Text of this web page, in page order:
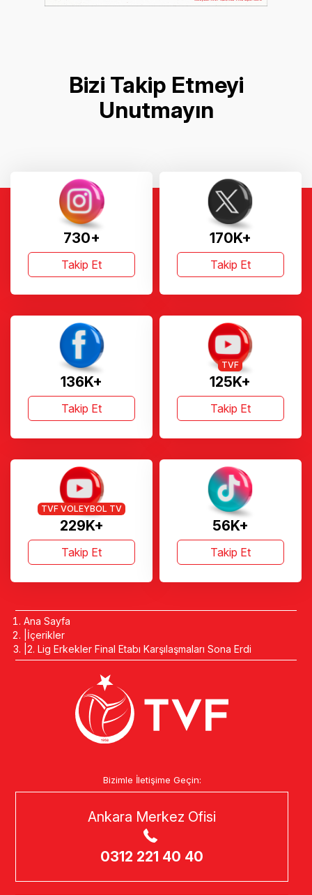
Bizi Takip Etmeyi
Unutmayın
730+
Takip Et
170K+
Takip Et
136K+
Takip Et
125K+
TVF
Takip Et
229K+
TVF VOLEYBOL TV
Takip Et
56K+
Takip Et
Ana Sayfa
İçerikler
2. Lig Erkekler Final Etabı Karşılaşmaları Sona Erdi
Bizimle İletişime Geçin:
Ankara Merkez Ofisi
0312 221 40 40